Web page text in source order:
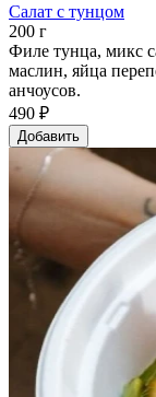
Салат с тунцом
200 г
Филе тунца, микс
маслин, яйца
анчоусов.
490 ₽
Добавить